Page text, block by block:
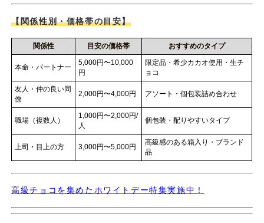
【関係性別・価格帯の目安】
関係性 目安の価格帯 おすすめのタイプ
本命・パートナー
5,000円〜10,000
円
限定品・希少カカオ使用・生チ
ョコ
友人・仲の良い同
僚
2,000円〜4,000円 アソート・個包装詰め合わせ
職場（複数人）
1,000円〜2,000円/
人
個包装・配りやすいタイプ
上司・目上の方 3,000円〜5,000円
高級感のある箱入り・ブランド
品
高級チョコを集めたホワイトデー特集実施中！